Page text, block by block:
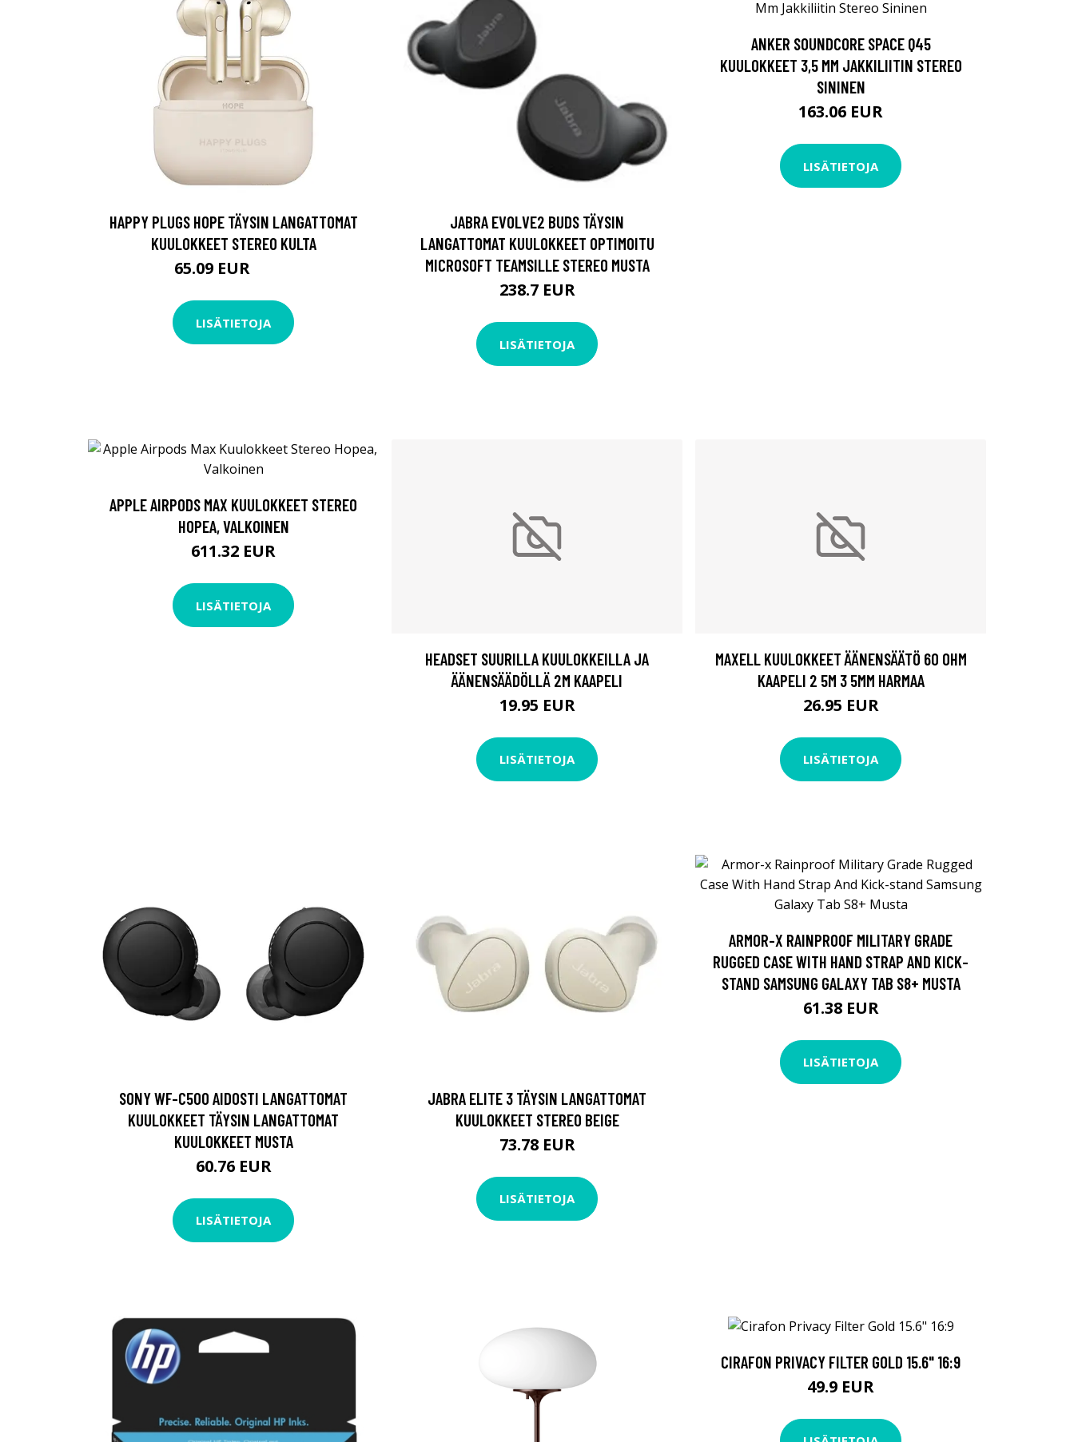
HAPPY PLUGS HOPE TÄYSIN LANGATTOMAT
KUULOKKEET STEREO KULTA
65.09 EUR
LISÄTIETOJA
JABRA EVOLVE2 BUDS TÄYSIN
LANGATTOMAT KUULOKKEET OPTIMOITU
MICROSOFT TEAMSILLE STEREO MUSTA
238.7 EUR
LISÄTIETOJA
ANKER SOUNDCORE SPACE Q45
KUULOKKEET 3,5 MM JAKKILIITIN STEREO
SININEN
163.06 EUR
LISÄTIETOJA
APPLE AIRPODS MAX KUULOKKEET STEREO
HOPEA, VALKOINEN
611.32 EUR
LISÄTIETOJA
HEADSET SUURILLA KUULOKKEILLA JA
ÄÄNENSÄÄDÖLLÄ 2M KAAPELI
19.95 EUR
LISÄTIETOJA
MAXELL KUULOKKEET ÄÄNENSÄÄTÖ 60 OHM
KAAPELI 2 5M 3 5MM HARMAA
26.95 EUR
LISÄTIETOJA
SONY WF-C500 AIDOSTI LANGATTOMAT
KUULOKKEET TÄYSIN LANGATTOMAT
KUULOKKEET MUSTA
60.76 EUR
LISÄTIETOJA
JABRA ELITE 3 TÄYSIN LANGATTOMAT
KUULOKKEET STEREO BEIGE
73.78 EUR
LISÄTIETOJA
ARMOR-X RAINPROOF MILITARY GRADE
RUGGED CASE WITH HAND STRAP AND KICK-
STAND SAMSUNG GALAXY TAB S8+ MUSTA
61.38 EUR
LISÄTIETOJA
CIRAFON PRIVACY FILTER GOLD 15.6" 16:9
49.9 EUR